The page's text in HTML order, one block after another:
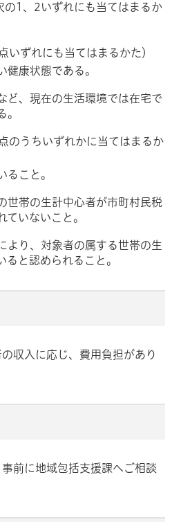
の1、2いずれにも当てはまるか
いずれにも当てはまるかた）
健康状態である。
ど、現在の生活環境では在宅で
。
のうちいずれかに当てはまるか
ること。
世帯の生計中心者が市町村民税
ていないこと。
より、対象者の属する世帯の生
ると認められること。
収入に応じ、費用負担があり
前に地域包括支援課へご相談